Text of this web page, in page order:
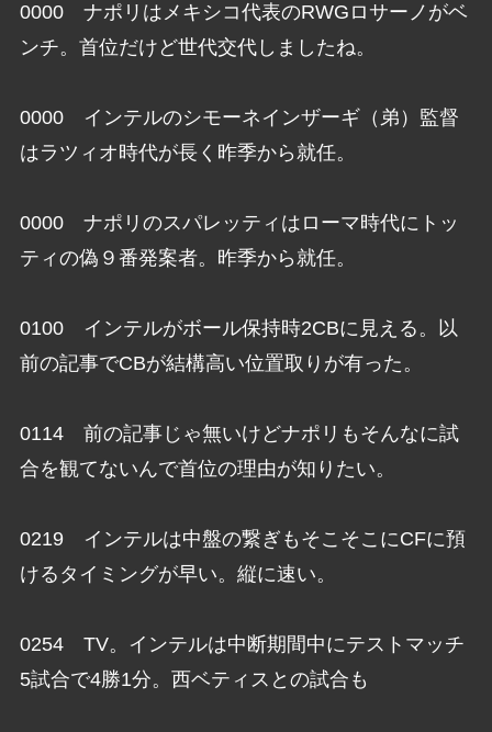
0000 ナポリはメキシコ代表のRWGロサーノがベ
ンチ。首位だけど世代交代しましたね。
0000 インテルのシモーネインザーギ（弟）監督
はラツィオ時代が長く昨季から就任。
0000 ナポリのスパレッティはローマ時代にトッ
ティの偽９番発案者。昨季から就任。
0100 インテルがボール保持時2CBに見える。以
前の記事でCBが結構高い位置取りが有った。
0114 前の記事じゃ無いけどナポリもそんなに試
合を観てないんで首位の理由が知りたい。
0219 インテルは中盤の繋ぎもそこそこにCFに預
けるタイミングが早い。縦に速い。
0254 TV。インテルは中断期間中にテストマッチ
5試合で4勝1分。西ベティスとの試合も